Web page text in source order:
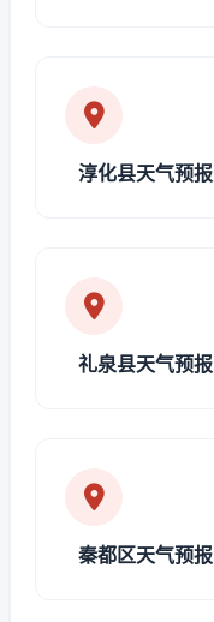
淳化县天气预报
礼泉县天气预报
秦都区天气预报